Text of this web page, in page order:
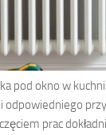
pod okno w
odpowiedniego
prac